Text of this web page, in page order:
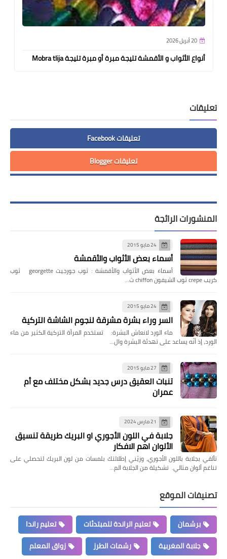
20 أبريل 2026
أنواع الأثواب و الأقمشة تليجة مبرة أو مبرة تليجة Mobra tlija
تعليقات
تعليقات Facebook
تعليقات Blogger
المنشورات الرائجة
24 مايو 2015
أسماء بعض الأثواب والأقمشة
أسماء بعض الأثواب والأقمشة : ثوب جورجيت georgette ثوب
كريب crepe ثوب الشيفون chiffon ث…
24 مايو 2015
السر وراء بشرة مشرقة لنجوم الشاشة التركية
ماء الورد لانعاش البشرة: تستخدم المرأة التركية الكثير من ماء
الورد، إذ أنّه يساعد على تهدئة البشرة وال…
27 مايو 2015
تنبات العقيق درس جديد بشكل مختلف مع أم
عمران
21 مارس 2024
جلابة في اللون الأجوري او البريك طريقة تنسيق
الألوان اهم الافكار
تألقي بجلابة باللون الأجوري، وزيّني إطلالتك بلمسات من لون البريك لتحصلي على
تناغم ألوان مثالي. تشكيلة من الجلابة الم…
تصنيفات الموقع
برشمان تعليم الراندة للمبتدئات
تعليم راندا
جلابة المغربية
رشمات الطرز زواق المعلم